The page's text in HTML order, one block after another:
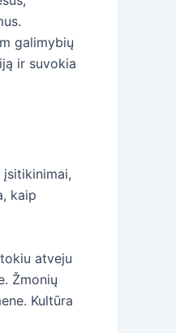
galimybių
ir suvokia
kaip
atveju
Žmonių
Kultūra